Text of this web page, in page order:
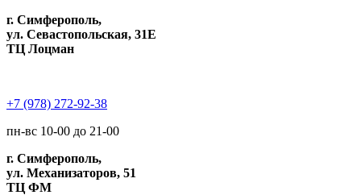
г. Симферополь,
ул. Севастопольская, 31Е
ТЦ Лоцман
+7 (978) 272-92-38
пн-вс 10-00 до 21-00
г. Симферополь,
ул. Механизаторов, 51
ТЦ ФМ